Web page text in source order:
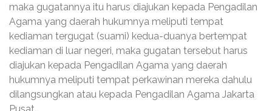
maka gugatannya itu harus diajukan kepada Pengadilan
Agama yang daerah hukumnya meliputi tempat
kediaman tergugat (suami) kedua-duanya bertempat
kediaman di luar negeri, maka gugatan tersebut harus
diajukan kepada Pengadilan Agama yang daerah
hukumnya meliputi tempat perkawinan mereka dahulu
dilangsungkan atau kepada Pengadilan Agama Jakarta
Pusat.